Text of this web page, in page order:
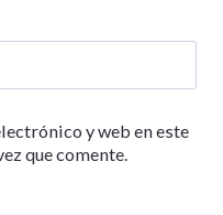
y web en este
que comente.